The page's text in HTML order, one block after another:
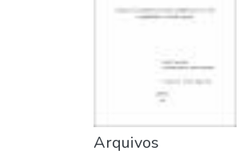
Arquivos